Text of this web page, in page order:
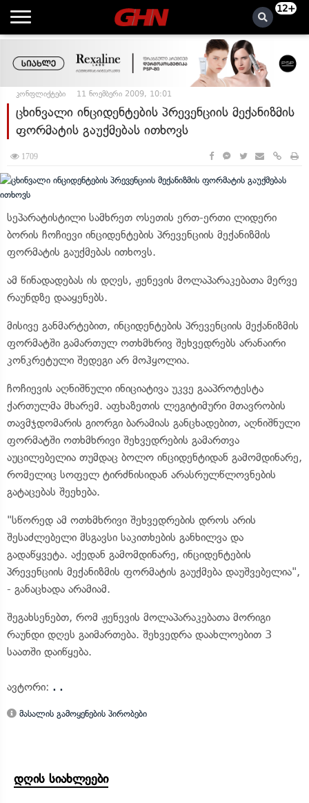
12+
კონფლიქტები 11 ნოემბერი 2009, 10:01
ცხინვალი ინციდენტების პრევენციის მექანიზმის
ფორმატის გაუქმებას ითხოვს
1709
სეპარატისტილი სამხრეთ ოსეთის ერთ-ერთი ლიდერი
ბორის ჩოჩიევი ინციდენტების პრევენციის მექანიზმის
ფორმატის გაუქმებას ითხოვს.
ამ წინადადებას ის დღეს, ჟენევის მოლაპარაკებათა მერვე
რაუნდზე დააყენებს.
მისივე განმარტებით, ინციდენტების პრევენციის მექანიზმის
ფორმატში გამართულ ოთხმხრივ შეხვედრებს არანაირი
კონკრეტული შედეგი არ მოჰყოლია.
ჩოჩიევის აღნიშნული ინიციატივა უკვე გააპროტესტა
ქართულმა მხარემ. აფხაზეთის ლეგიტიმური მთავრობის
თავმჯდომარის გიორგი ბარამიას განცხადებით, აღნიშნული
ფორმატში ოთხმხრივი შეხვედრების გამართვა
აუცილებელია თუმდაც ბოლო ინციდენტიდან გამომდინარე,
რომელიც სოფელ ტირძნისიდან არასრულწლოვნების
გატაცებას შეეხება.
"სწორედ ამ ოთხმხრივი შეხვედრების დროს არის
შესაძლებელი მსგავსი საკითხების განხილვა და
გადაწყვეტა. აქედან გამომდინარე, ინციდენტების
პრევენციის მექანიზმის ფორმატის გაუქმება დაუშვებელია",
- განაცხადა არამიამ.
შეგახსენებთ, რომ ჟენევის მოლაპარაკებათა მორიგი
რაუნდი დღეს გაიმართება. შეხვედრა დაახლოებით 3
საათში დაიწყება.
ავტორი: . .
მასალის გამოყენების პირობები
დღის სიახლეები